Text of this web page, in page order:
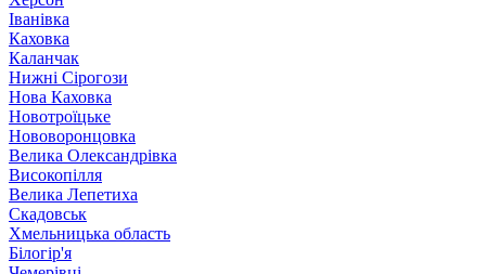
Іванівка
Каховка
Каланчак
Нижні Сірогози
Нова Каховка
Новотроїцьке
Нововоронцовка
Велика Олександрівка
Високопілля
Велика Лепетиха
Скадовськ
Хмельницька область
Білогір'я